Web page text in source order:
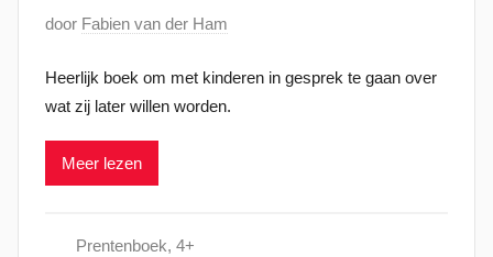
G
p
l
a
door Fabien van der Ham
Heerlijk boek om met kinderen in gesprek te gaan over
wat zij later willen worden.
Meer lezen
Prentenboek, 4+